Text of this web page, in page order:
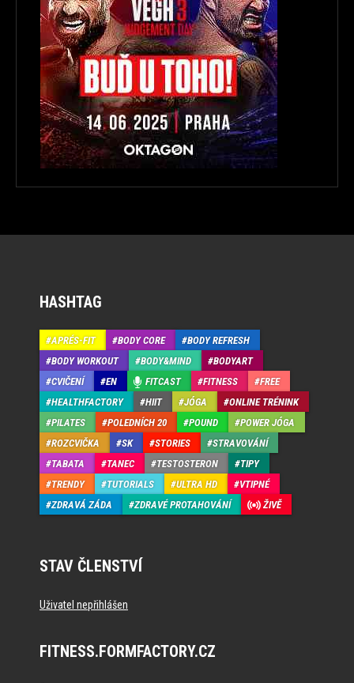
HASHTAG
APRÉS-FIT BODY CORE
BODY REFRESH
BODY WORKOUT
BODY&MIND
BODYART
CVIČENÍ
EN FITCAST FITNESS
FREE
HEALTHFACTORY
HIIT JÓGA
ONLINE TRÉNINK
PILATES
POLEDNÍCH 20 POUND
POWER JÓGA
ROZCVIČKA
SK STORIES
STRAVOVÁNÍ
TABATA
TANEC TESTOSTERON
TIPY
TRENDY
TUTORIALS ULTRA HD
VTIPNÉ
ZDRAVÁ ZÁDA
ZDRAVÉ PROTAHOVÁNÍ ŽIVĚ
STAV ČLENSTVÍ
Uživatel nepřihlášen
FITNESS.FORMFACTORY.CZ